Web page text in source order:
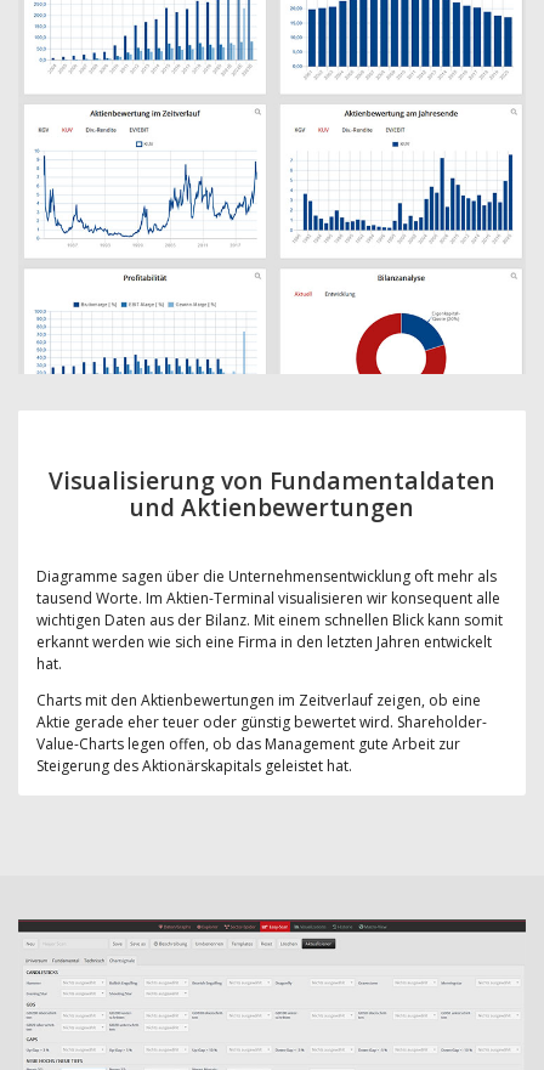
Visualisierung von Fundamentaldaten
und Aktienbewertungen
Diagramme sagen über die Unternehmensentwicklung oft mehr als
tausend Worte. Im Aktien-Terminal visualisieren wir konsequent alle
wichtigen Daten aus der Bilanz. Mit einem schnellen Blick kann somit
erkannt werden wie sich eine Firma in den letzten Jahren entwickelt
hat.
Charts mit den Aktienbewertungen im Zeitverlauf zeigen, ob eine
Aktie gerade eher teuer oder günstig bewertet wird. Shareholder-
Value-Charts legen offen, ob das Management gute Arbeit zur
Steigerung des Aktionärskapitals geleistet hat.